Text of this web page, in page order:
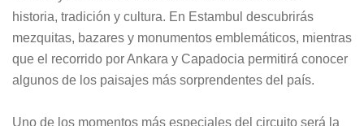
historia, tradición y cultura. En Estambul descubrirás
mezquitas, bazares y monumentos emblemáticos, mientras
que el recorrido por Ankara y Capadocia permitirá conocer
algunos de los paisajes más sorprendentes del país.
Uno de los momentos más especiales del circuito será la